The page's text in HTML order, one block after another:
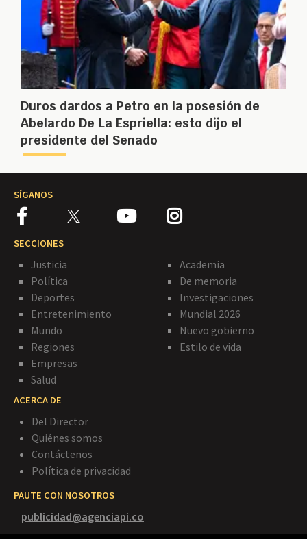
Duros dardos a Petro en la posesión de
Abelardo De La Espriella: esto dijo el
presidente del Senado
SÍGANOS
SECCIONES
Justicia
Política
Deportes
Entretenimiento
Mundo
Regiones
Empresas
Salud
Academia
De memoria
Investigaciones
Mundial 2026
Nuevo gobierno
Estilo de vida
ACERCA DE
Del Director
Quiénes somos
Contáctenos
Política de privacidad
PAUTE CON NOSOTROS
publicidad@agenciapi.co